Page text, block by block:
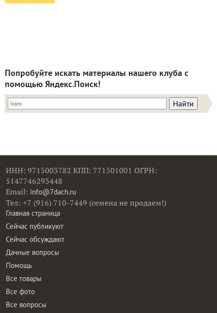
Email:info@7dach.ru
Тел: +7 (916) 710-7449 (семена не продаем!)
Главная страница
Сейчас публикуют
Сейчас обсуждают
Дачные вопросы
Все вопросы
Все статьи